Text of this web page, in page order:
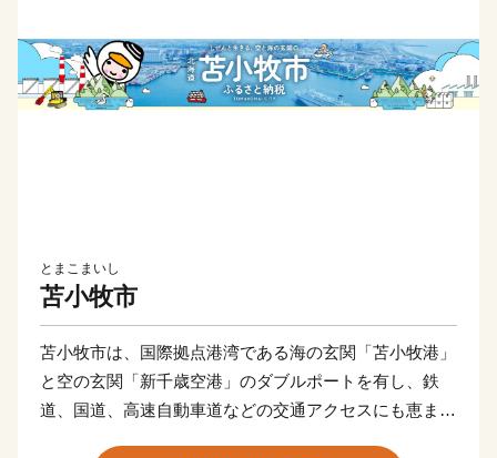
とまこまいし
苫小牧市
苫小牧市は、国際拠点港湾である海の玄関「苫小牧港」
と空の玄関「新千歳空港」のダブルポートを有し、鉄
道、国道、高速自動車道などの交通アクセスにも恵ま